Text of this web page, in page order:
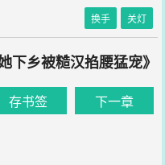
换手 关灯
下乡被糙汉掐腰猛宠》
存书签 下一章